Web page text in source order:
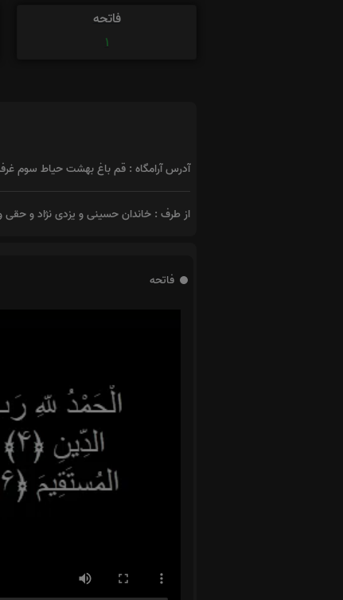
فاتحه
1
آدرس آرامگاه : قم باغ بهشت حیاط سوم غرفه
از طرف : خاندان حسینی و یزدی نژاد و
فاتحه